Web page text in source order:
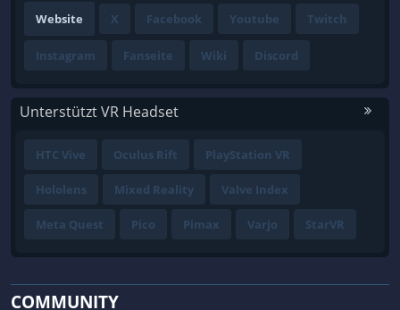
Website X Facebook Youtube Twitch
Instagram Fanseite Wiki Discord
Unterstützt VR Headset
HTC Vive Oculus Rift PlayStation VR
Hololens Mixed Reality Valve Index
Meta Quest Pico Pimax Varjo StarVR
COMMUNITY